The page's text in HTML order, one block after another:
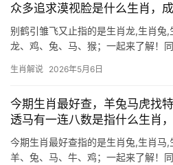
众多追求漠视脸是什么生肖，
别鹤引雏飞又止指的是生肖龙,生肖兔
龙、鸡、兔、马、猴；一起来了解！
天生贵气却易陷孤傲，2024甲辰年对
生肖解说 2026年5月6日
今期生肖最好查，羊兔马虎找
透马有一连八数是指什么生肖
今期生肖最好查指的是生肖兔,生肖马
羊、兔、马、牛、鸡；一起来了解！